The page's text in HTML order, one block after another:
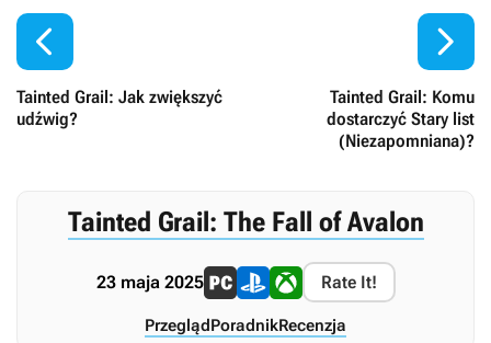

Tainted Grail: Jak zwiększyć
udźwig?
Tainted Grail: Komu
dostarczyć Stary list
(Niezapomniana)?

Tainted Grail: The Fall of Avalon
23 maja 2025 Rate It!
Przegląd PoradnikRecenzja